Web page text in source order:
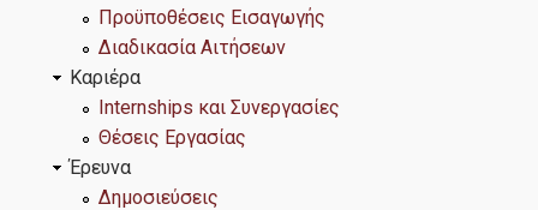
Διαδικασία Αιτήσεων
Προϋποθέσεις Εισαγωγής
Διαδικασία Αιτήσεων
Καριέρα
Internships και Συνεργασίες
Θέσεις Εργασίας
Έρευνα
Δημοσιεύσεις